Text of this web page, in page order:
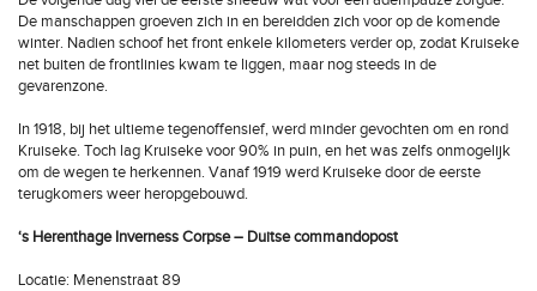
De manschappen groeven zich in en bereidden zich voor op de komende
winter. Nadien schoof het front enkele kilometers verder op, zodat Kruiseke
net buiten de frontlinies kwam te liggen, maar nog steeds in de
gevarenzone.
In 1918, bij het ultieme tegenoffensief, werd minder gevochten om en rond
Kruiseke. Toch lag Kruiseke voor 90% in puin, en het was zelfs onmogelijk
om de wegen te herkennen. Vanaf 1919 werd Kruiseke door de eerste
terugkomers weer heropgebouwd.
‘s Herenthage Inverness Corpse – Duitse commandopost
Locatie: Menenstraat 89